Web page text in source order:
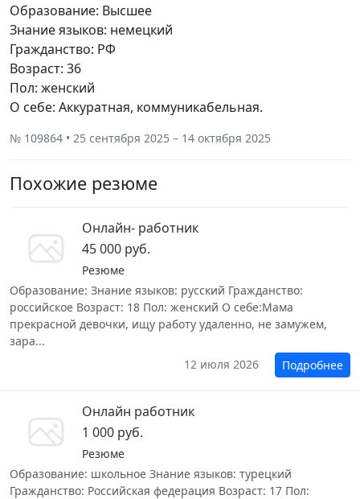
Образование: Высшее
Знание языков: немецкий
Гражданство: РФ
Возраст: 36
Пол: женский
О себе: Аккуратная, коммуникабельная.
№ 109864 • 25 сентября 2025 – 14 октября 2025
Похожие резюме
Онлайн- работник
45 000 руб.
Резюме
Образование: Знание языков: русский Гражданство:
российское Возраст: 18 Пол: женский О себе:Мама
прекрасной девочки, ищу работу удаленно, не замужем,
зара...
12 июля 2026
Подробнее
Онлайн работник
1 000 руб.
Резюме
Образование: школьное Знание языков: турецкий
Гражданство: Российская федерация Возраст: 17 Пол: